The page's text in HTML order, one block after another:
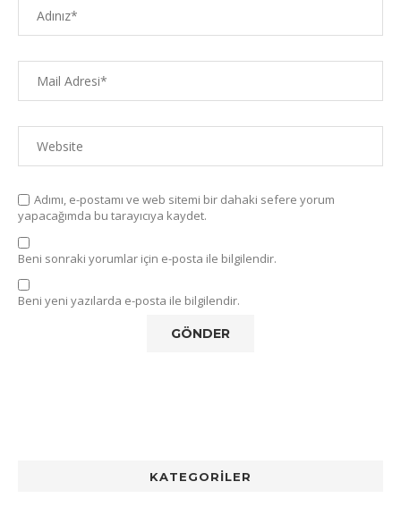
Adımı, e-postamı ve web sitemi bir dahaki sefere yorum
yapacağımda bu tarayıcıya kaydet.
Beni sonraki yorumlar için e-posta ile bilgilendir.
Beni yeni yazılarda e-posta ile bilgilendir.
KATEGORİLER